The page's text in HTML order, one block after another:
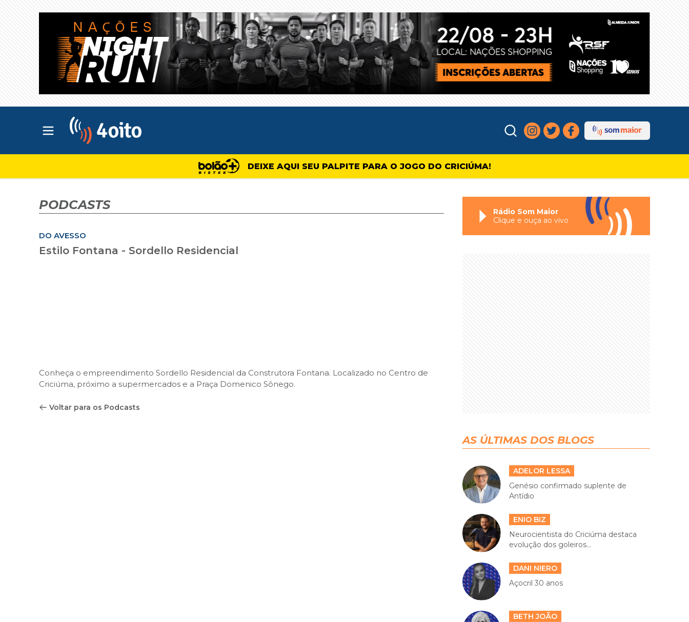
Abrir menu principal
DEIXE AQUI SEU PALPITE PARA O JOGO DO CRICIÚMA!
PODCASTS
DO AVESSO
Estilo Fontana - Sordello Residencial
Conheça o empreendimento Sordello Residencial da Construtora Fontana. Localizado no Centro de
Criciúma, próximo a supermercados e a Praça Domenico Sônego.
Voltar para os Podcasts
Rádio Som Maior
Clique e ouça ao vivo
AS ÚLTIMAS DOS BLOGS
ADELOR LESSA
Genésio confirmado suplente de
Antídio
ENIO BIZ
Neurocientista do Criciúma destaca
evolução dos goleiros...
DANI NIERO
Açocril 30 anos
BETH JOÃO